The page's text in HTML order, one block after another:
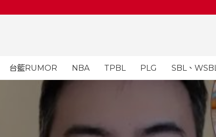
台籃RUMOR NBA TPBL PLG SBL、WSBL